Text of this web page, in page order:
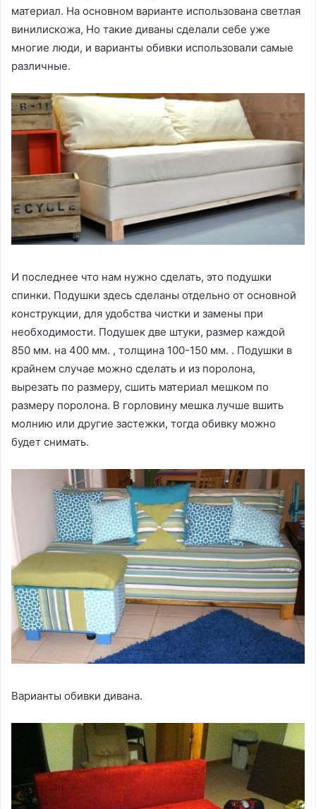
материал. На основном варианте использована светлая
винилискожа, Но такие диваны сделали себе уже
многие люди, и варианты обивки использовали самые
различные.
И последнее что нам нужно сделать, это подушки
спинки. Подушки здесь сделаны отдельно от основной
конструкции, для удобства чистки и замены при
необходимости. Подушек две штуки, размер каждой
850 мм. на 400 мм. , толщина 100-150 мм. . Подушки в
крайнем случае можно сделать и из поролона,
вырезать по размеру, сшить материал мешком по
размеру поролона. В горловину мешка лучше вшить
молнию или другие застежки, тогда обивку можно
будет снимать.
Варианты обивки дивана.